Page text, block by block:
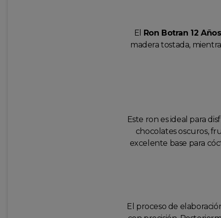
El Ron Botran 12 Años
madera tostada,
Este ron es ideal para
chocolates oscuros,
excelente base para
El proceso de